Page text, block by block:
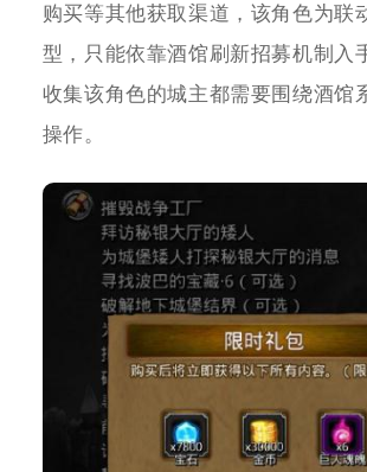
购买等其他获取渠道，该角色为联
型，只能依靠酒馆刷新招募机制入
收集该角色的城主都需要围绕酒馆
操作。